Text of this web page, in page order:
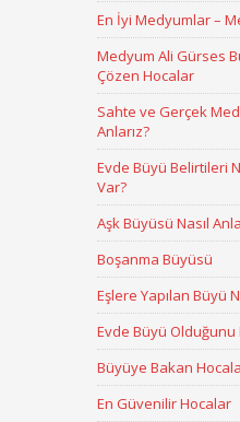
En İyi Medyumlar –
Medyum Ali Gürses
Çözen Hocalar
Sahte ve Gerçek
Anlarız?
Evde Büyü Belirtileri
Var?
Aşk Büyüsü Nasıl
Boşanma Büyüsü
Eşlere Yapılan Büyü
Evde Büyü Olduğunu
Büyüye Bakan
En Güvenilir Hocalar